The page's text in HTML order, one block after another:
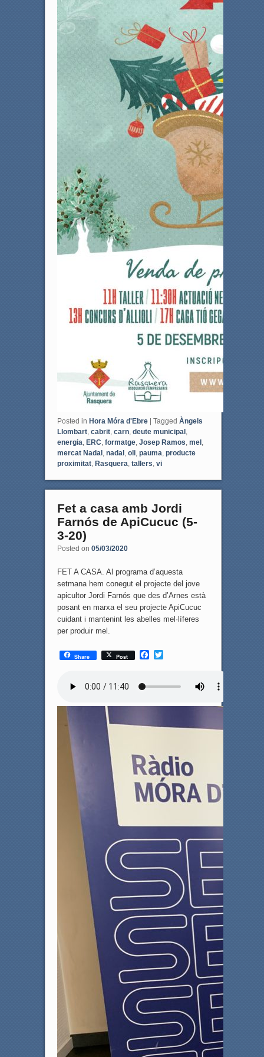
Posted in Hora Móra d'Ebre | Tagged Àngels
Llombart, cabrit, carn, deute municipal,
energia ERC formatge, Josep Ramos mel,
mercat Nadal, nadal, oli, pauma producte
proximitat, Rasquera tallers vi
Fet a casa amb Jordi
Farnós de ApiCucuc (5-
3-20)
Posted on 05/03/2020
FET A CASA. Al programa d’aquesta
setmana hem conegut el projecte del jove
apicultor Jordi Farnós que des d’Arnes està
posant en marxa el seu projecte ApiCucuc
cuidant i mantenint les abelles mel·líferes
per produir mel.
Share Post
F
T